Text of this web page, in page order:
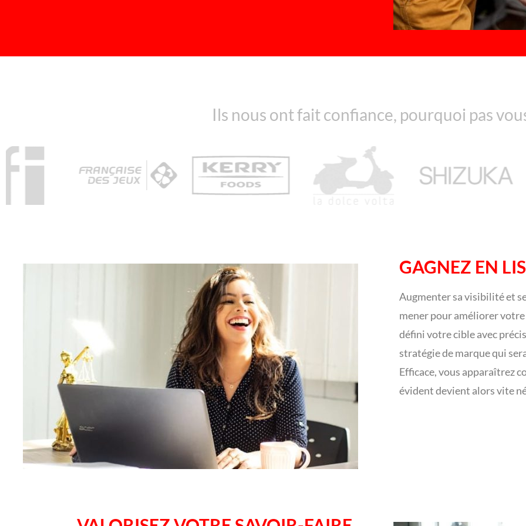
Ils nous ont fait confiance, pourquoi pas
GAGNEZ EN
Augmenter sa visibilité et
mener pour améliorer
défini votre cible avec
stratégie de marque qui
Efficace, vous apparaîtrez
évident devient alors vite